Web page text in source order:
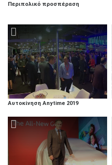
Περιπολικό προσπέραση
Αυτοκίνηση Anytime 2019